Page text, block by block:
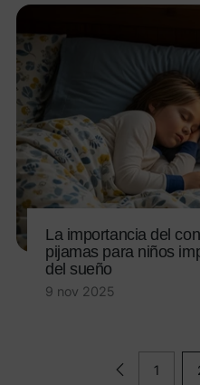
La importancia del
pijamas para niños
del sueño
9 nov 2025
1